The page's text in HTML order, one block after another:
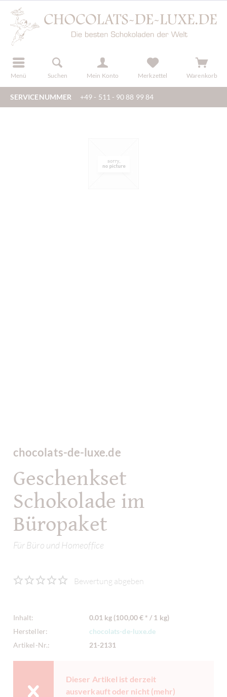
Menü Suchen Mein Konto
registrieren Merkzettel Warenkorb
SERVICENUMMER +49 - 511 - 90 88 99 84
chocolats-de-luxe.de
Geschenkset
Schokolade im
Büropaket
Für Büro und Homeoffice
Bewertung abgeben
Inhalt:
0.01 kg (100,00 € * / 1 kg)
Hersteller:
chocolats-de-luxe.de
Artikel-Nr.:
21-2131
Dieser Artikel ist derzeit
ausverkauft oder nicht (mehr)